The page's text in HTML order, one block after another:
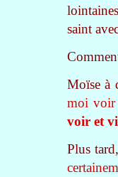
saint
Moïse à
moi voir
voir et
Plus